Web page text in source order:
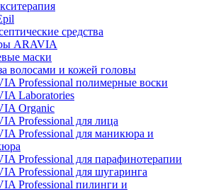
средства
ARAVIA
маски
волосами и кожей головы
Professional полимерные воски
Laboratories
Organic
Professional для лица
Professional для маникюра и
Professional для парафинотерапии
Professional для шугаринга
Professional пилинги и